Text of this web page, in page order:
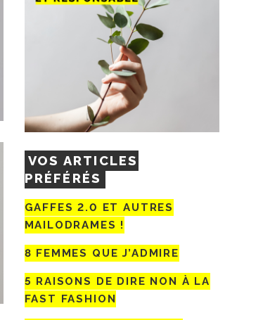
VOS ARTICLES
PRÉFÉRÉS
GAFFES 2.0 ET AUTRES
MAILODRAMES !
8 FEMMES QUE J’ADMIRE
5 RAISONS DE DIRE NON À LA
FAST FASHION